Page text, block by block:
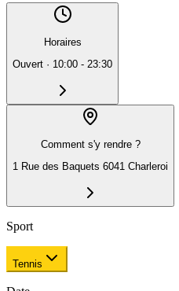
Horaires
Ouvert · 10:00 - 23:30
Comment s'y rendre ?
1 Rue des Baquets 6041 Charleroi
Sport
Tennis